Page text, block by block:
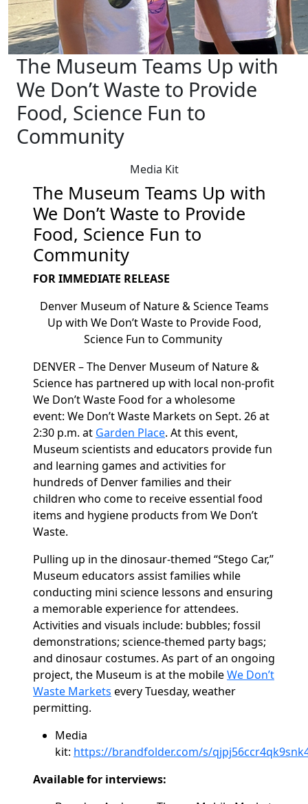
The Museum Teams Up with
We Don’t Waste to Provide
Food, Science Fun to
Community
Media Kit
The Museum Teams Up with
We Don’t Waste to Provide
Food, Science Fun to
Community
FOR IMMEDIATE RELEASE
Denver Museum of Nature & Science Teams
Up with We Don’t Waste to Provide Food,
Science Fun to Community
DENVER –The Denver Museum of Nature &
Science has partnered up with local non-profit
We Don’t Waste Food for a wholesome
event: We Don’t Waste Markets on Sept. 26 at
2:30 p.m. at Garden Place. At this event,
Museum scientists and educators provide fun
and learning games and activities for
hundreds of Denver families and their
children who come to receive essential food
items and hygiene products from We Don’t
Waste.
Pulling up in the dinosaur-themed “Stego Car,”
Museum educators assist families while
conducting mini science lessons and ensuring
a memorable experience for attendees.
Activities and visuals include: bubbles; fossil
demonstrations; science-themed party bags;
and dinosaur costumes. As part of an ongoing
project, the Museum is at the mobileWe Don’t
Waste Markets every Tuesday, weather
permitting.
Media
kit: https://brandfolder.com/s/
Available for interviews: